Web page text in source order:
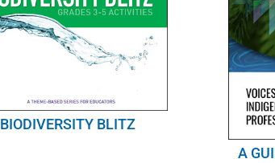
BIODIVERSITY BLITZ
A